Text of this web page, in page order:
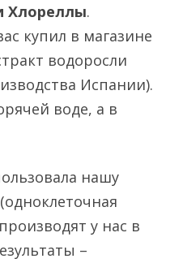
Хлореллы.
купил в магазине
водоросли
Испании).
воде, а в
нашу
у нас в
–